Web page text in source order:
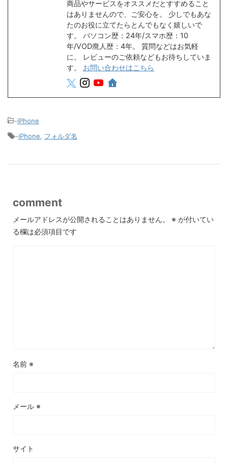
商品やサービスをオススメだとすすめること
はありませんので、ご安心を。 少しでもあな
たのお役に立てたらとんでもなく嬉しいで
す。 パソコン歴：24年/スマホ歴：10
年/VOD廃人歴：4年。 質問などはお気軽
に。 レビューのご依頼などもお待ちしていま
す。 お問い合わせはこちら
-iPhone
-iPhone フォルダ名
comment
メールアドレスが公開されることはありません。 ※ が付いてい
る欄は必須項目です
名前 ※
メール ※
サイト